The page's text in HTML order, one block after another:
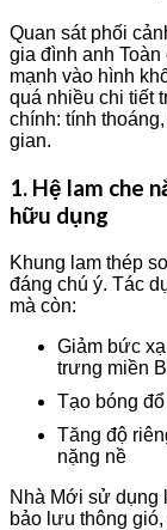
Quan sát phối
gia đình anh
mạnh vào hình
quá nhiều chi tiết
chính: tính
gian.
1. Hệ lam che
hữu dụng
Khung lam thép
đáng chú ý. Tác
mà còn:
Giảm bức
trưng miền
Tạo bóng
Tăng độ
nặng nề
Nhà Mới sử dụng
bảo lưu thông